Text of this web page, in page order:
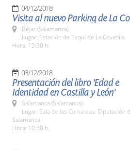
04/12/2018
Visita al nuevo Parking de La
Béjar (Salamanca)
Lugar: Estación de Esquí de La Covatilla
Hora: 12:30 h.
03/12/2018
Presentación del libro 'Edad e
Identidad en Castilla y León'
Salamanca (Salamanca)
Lugar: Sala de las Comarcas. Diputación
Salamanca
Hora: 10:30 h.